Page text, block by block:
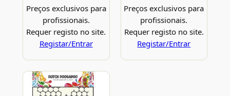
Preços exclusivos para
profissionais.
Requer registo no site.
Registar/Entrar
Preços exclusivos para
profissionais.
Requer registo no site.
Registar/Entrar